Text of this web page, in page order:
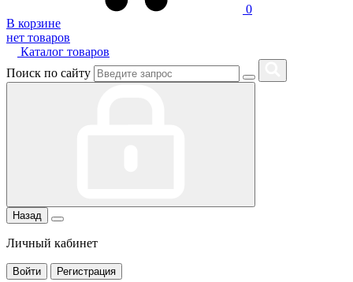
0
В корзине
нет товаров
Каталог товаров
Поиск по сайту
Назад
Личный кабинет
Войти Регистрация